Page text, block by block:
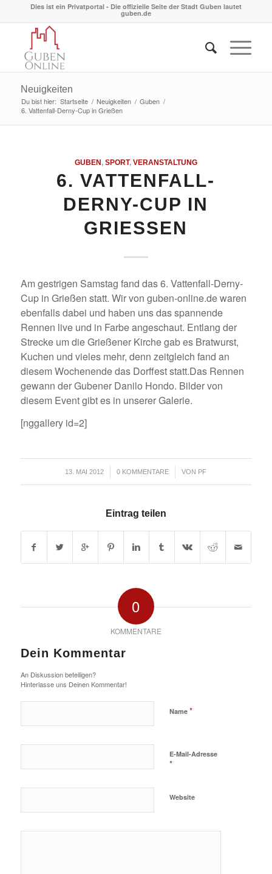
Dies ist ein Privatportal - Die offizielle Seite der Stadt Guben lautet
guben.de
Neuigkeiten
Du bist hier: Startseite / Neuigkeiten / Guben /
6. Vattenfall-Derny-Cup in Grießen
GUBEN, SPORT, VERANSTALTUNG
6. VATTENFALL-
DERNY-CUP IN
GRIESSEN
Am gestrigen Samstag fand das 6. Vattenfall-Derny-
Cup in Grießen statt. Wir von guben-online.de waren
ebenfalls dabei und haben uns das spannende
Rennen live und in Farbe angeschaut. Entlang der
Strecke um die Grießener Kirche gab es Bratwurst,
Kuchen und vieles mehr, denn zeitgleich fand an
diesem Wochenende das Dorffest statt.Das Rennen
gewann der Gubener Danilo Hondo. Bilder von
diesem Event gibt es in unserer Galerie.
[nggallery id=2]
13. MAI 2012
/ 0 KOMMENTARE
/ VON PF
Eintrag teilen
0
KOMMENTARE
Dein Kommentar
An Diskussion beteiligen?
Hinterlasse uns Deinen Kommentar!
Name *
E-Mail-Adresse
*
Website